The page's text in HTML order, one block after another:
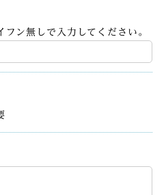
フン無しで入力してください。